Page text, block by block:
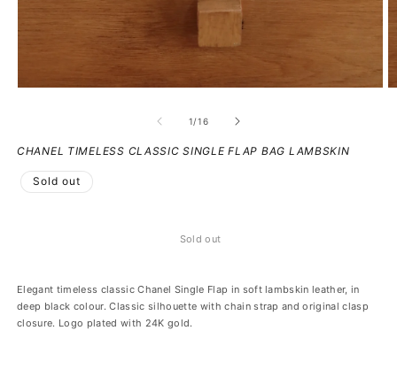
1/of
16
CHANEL TIMELESS CLASSIC SINGLE FLAP BAG LAMBSKIN
Sold out
Sold out
Elegant timeless classic Chanel Single Flap in soft lambskin leather, in
deep black colour. Classic silhouette with chain strap and original clasp
closure. Logo plated with 24K gold.